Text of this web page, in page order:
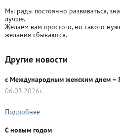
Мы рады постоянно развиваться,
лучше.
Желаем вам простого, но такого
желания сбываются.
Другие новости
с Международным женским днем –
06.03.2026г.
Подробнее
C новым годом